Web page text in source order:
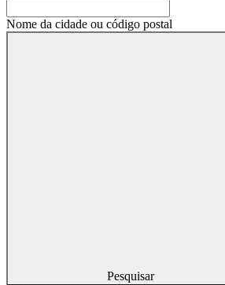
Nome da cidade ou código postal
Pesquisar